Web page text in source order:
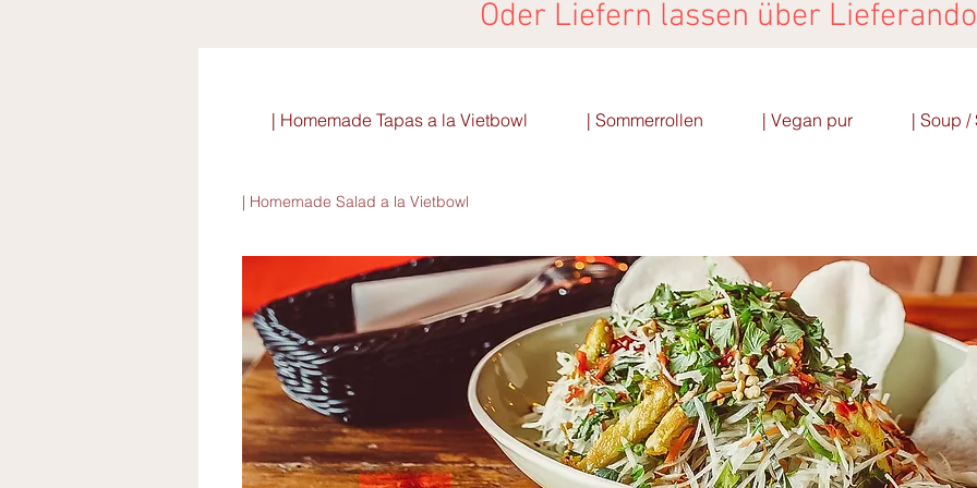
Oder Liefern lassen über
| Homemade Tapas a la Vietbowl | Sommerrollen | Vegan pur | Soup /
| Homemade Salad a la Vietbowl